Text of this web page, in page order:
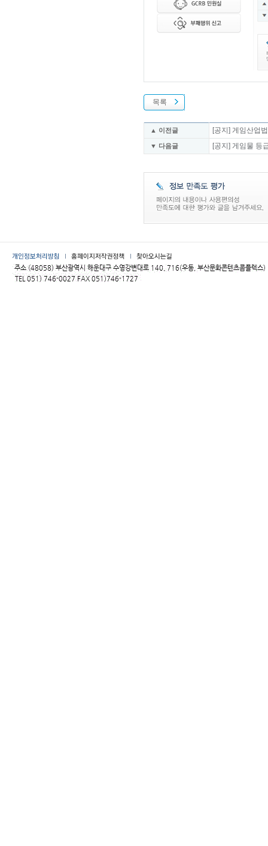
목록
▲ 이전글 [공지] 게임산업
▼ 다음글 [공지] 게임물 등